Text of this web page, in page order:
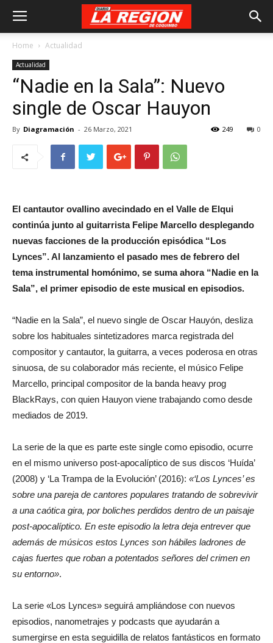
Home Actualidad
Actualidad
“Nadie en la Sala”: Nuevo
single de Oscar Hauyon
By Diagramación - 26 Marzo, 2021 0
249
El cantautor ovallino avecindado en el Valle de Elqui
continúa junto al guitarrista Felipe Marcello desplegando
nuevas facciones de la producción episódica “Los
Lynces”. Al lanzamiento el pasado mes de febrero del
tema instrumental homónimo, se suma ahora “Nadie en la
Sala”, el primer episodio de este musical en episodios.
“Nadie en la Sala”, el nuevo single de Oscar Hauyón, desliza
sobre los habituales sintetizadores marca registrada del
compositor y cantautor, la guitarra, a veces poderosa en otras
sinuosa, de su colaborador más reciente, el músico Felipe
Marcello, principal compositor de la banda heavy prog
BlackRays, con quien Hauyon viene trabajando como desde
mediados de 2019.
La serie de la que es parte este single como episodio, ocurre
en el mismo universo post-apocalíptico de sus discos ‘Huída’
(2008) y ‘La Trampa de la Evolución’ (2016): «‘Los Lynces’ es
sobre una pareja de cantores populares tratando de sobrevivir
a una caótica gira, por boliches perdidos dentro de un paisaje
post-apocalíptico. En este episodio la letra deja entrever que
además de músicos estos Lynces son hábiles ladrones de
cajas fuertes que roban a potentados señores del crimen en
su entorno».
La serie «Los Lynces» seguirá ampliándose con nuevos
episodios, nanometrajes y podcasts que ayudarán a
sumergirse en esta seguidilla de relatos fantásticos en formato